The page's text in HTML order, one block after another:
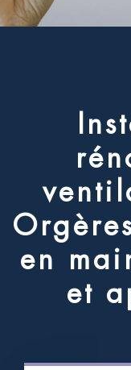
Inst
rén
venti
Orgère
en mai
et a